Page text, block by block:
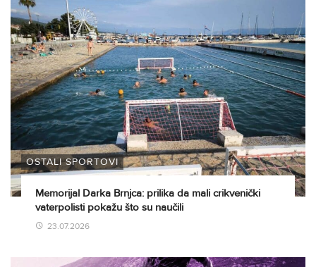
OSTALI SPORTOVI
Memorijal Darka Brnjca: prilika da mali crikvenički
vaterpolisti pokažu što su naučili
23.07.2026